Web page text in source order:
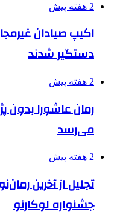
2 هفته پیش
اکیپ صیادان
دستگیر شدند
2 هفته پیش
رمان عاشورا بدون
می‌رسد
2 هفته پیش
تجلیل از آخرین
جشنواره لوکارنو